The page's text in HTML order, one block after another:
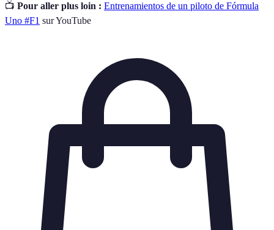
📺 Pour aller plus loin : Entrenamientos de un piloto de Fórmula
Uno #F1 sur YouTube